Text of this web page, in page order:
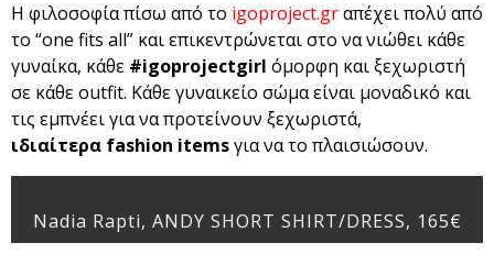
Η φιλοσοφία πίσω από το igoproject.grαπέχει πολύ από
το “one fits all” και επικεντρώνεται στο να νιώθει κάθε
γυναίκα, κάθε #igoprojectgirl όμορφη και ξεχωριστή
σε κάθε outfit. Κάθε γυναικείο σώμα είναι μοναδικό και
τις εμπνέει για να προτείνουν ξεχωριστά,
ιδιαίτερα fashion itemsγια να το πλαισιώσουν.
Nadia Rapti, ANDY SHORT SHIRT/DRESS, 165€